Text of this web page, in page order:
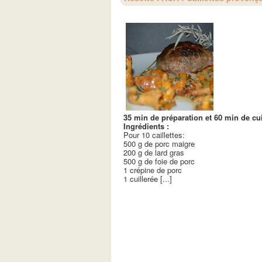
35 min de préparation et 60 min de
Ingrédients :
Pour 10 caillettes:
500 g de porc maigre
200 g de lard gras
500 g de foie de porc
1 crépine de porc
1 cuillerée [...]